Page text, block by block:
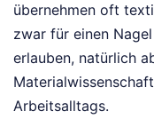
übernehmen oft
zwar für einen
erlauben, natürlich
Arbeitsalltags.